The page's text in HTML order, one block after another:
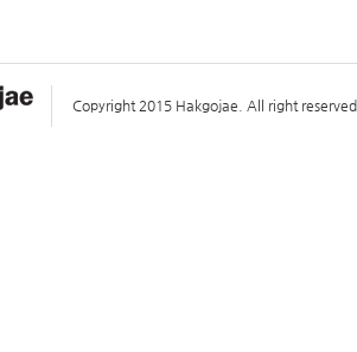
Copyright 2015 Hakgojae. All right reserved